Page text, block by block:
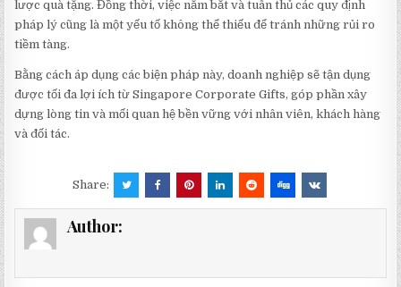
lược quà tặng. Đồng thời, việc nắm bắt và tuân thủ các quy định
pháp lý cũng là một yếu tố không thể thiếu để tránh những rủi ro
tiềm tàng.
Bằng cách áp dụng các biện pháp này, doanh nghiệp sẽ tận dụng
được tối đa lợi ích từ Singapore Corporate Gifts, góp phần xây
dựng lòng tin và mối quan hệ bền vững với nhân viên, khách hàng
và đối tác.
Share:
Author: